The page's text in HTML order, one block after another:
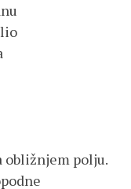
obližnjem polju.